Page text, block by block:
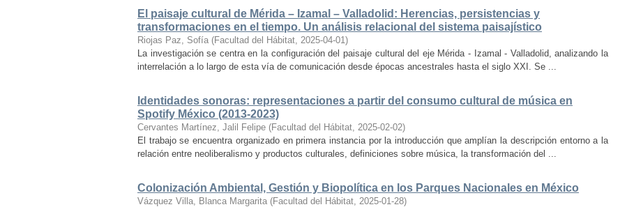
El paisaje cultural de Mérida – Izamal – Valladolid: Herencias, persistencias y
transformaciones en el tiempo. Un análisis relacional del sistema paisajístico
Riojas Paz, Sofía (Facultad del Hábitat, 2025-04-01)
La investigación se centra en la configuración del paisaje cultural del eje Mérida - Izamal - Valladolid, analizando la
interrelación a lo largo de esta vía de comunicación desde épocas ancestrales hasta el siglo XXI. Se ...
Identidades sonoras: representaciones a partir del consumo cultural de música en
Spotify México (2013-2023)
Cervantes Martínez, Jalil Felipe (Facultad del Hábitat, 2025-02-02)
El trabajo se encuentra organizado en primera instancia por la introducción que amplían la descripción entorno a la
relación entre neoliberalismo y productos culturales, definiciones sobre música, la transformación del ...
Colonización Ambiental, Gestión y Biopolítica en los Parques Nacionales en México
Vázquez Villa, Blanca Margarita (Facultad del Hábitat, 2025-01-28)